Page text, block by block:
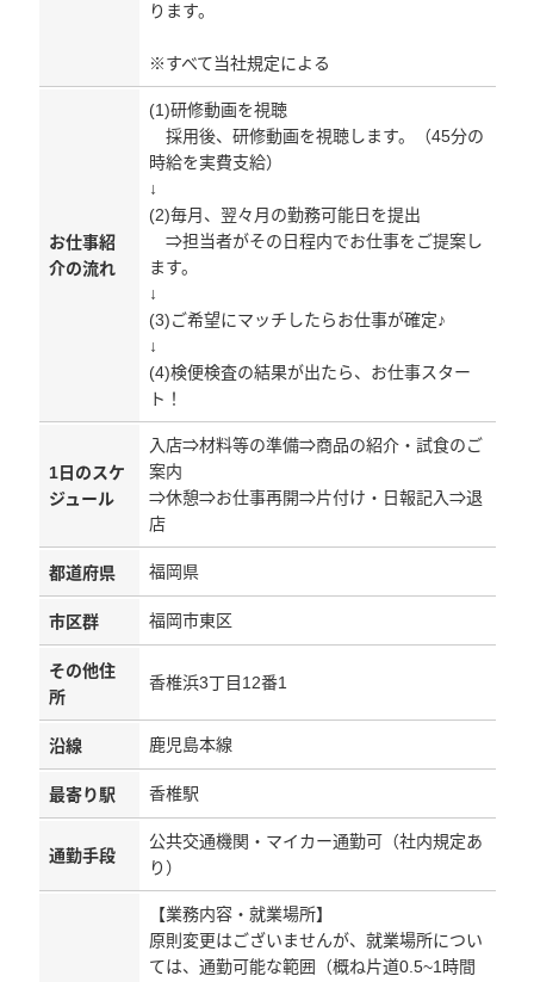
ります。
※すべて当社規定による
お仕事紹
介の流れ
(1)研修動画を視聴
採用後、研修動画を視聴します。（45分の
時給を実費支給）
↓
(2)毎月、翌々月の勤務可能日を提出
⇒担当者がその日程内でお仕事をご提案し
ます。
↓
(3)ご希望にマッチしたらお仕事が確定♪
↓
(4)検便検査の結果が出たら、お仕事スター
ト！
1日のスケ
ジュール
入店⇒材料等の準備⇒商品の紹介・試食のご
案内
⇒休憩⇒お仕事再開⇒片付け・日報記入⇒退
店
都道府県 福岡県
市区群 福岡市東区
その他住
所
香椎浜3丁目12番1
沿線 鹿児島本線
最寄り駅 香椎駅
通勤手段
公共交通機関・マイカー通勤可（社内規定あ
り）
【業務内容・就業場所】
原則変更はございませんが、就業場所につい
ては、通勤可能な範囲（概ね片道0.5~1時間